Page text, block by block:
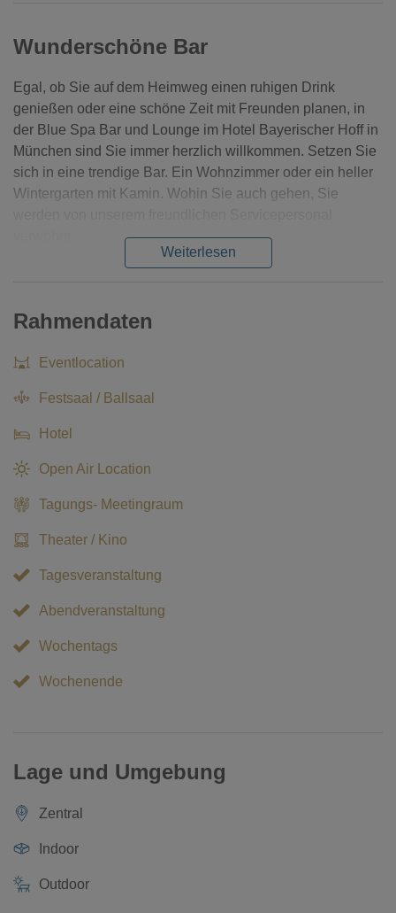
Wunderschöne Bar
Egal, ob Sie auf dem Heimweg einen ruhigen Drink
genießen oder eine schöne Zeit mit Freunden planen, in
der Blue Spa Bar und Lounge im Hotel Bayerischer Hoff in
München sind Sie immer herzlich willkommen. Setzen Sie
sich in eine trendige Bar. Ein Wohnzimmer oder ein heller
Wintergarten mit Kamin. Wohin Sie auch gehen, Sie
Weiterlesen
Rahmendaten
Eventlocation
Festsaal / Ballsaal
Hotel
Open Air Location
Tagungs- Meetingraum
Theater / Kino
Tagesveranstaltung
Abendveranstaltung
Wochentags
Wochenende
Lage und Umgebung
Zentral
Indoor
Outdoor